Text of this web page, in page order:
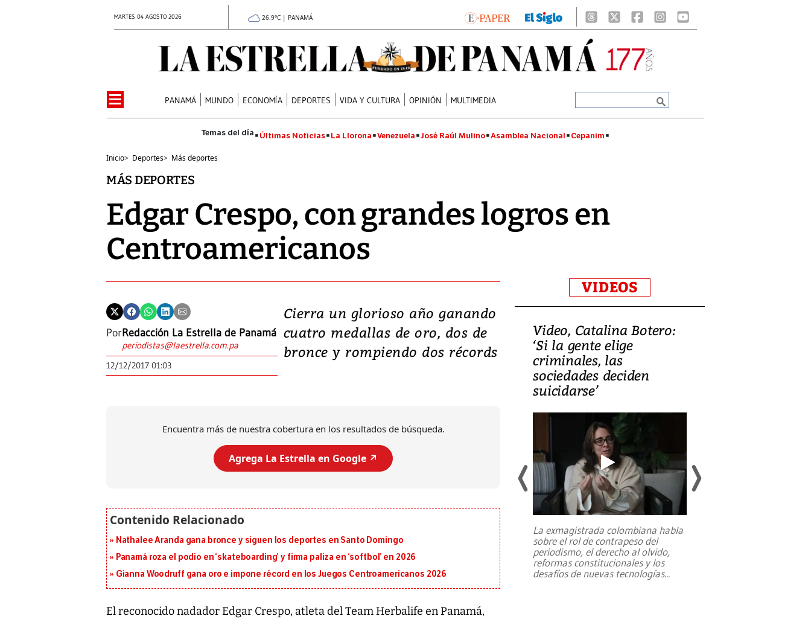
MARTES 04 AGOSTO 2026 26.9°C | PANAMÁ
PANAMÁ MUNDO ECONOMÍA DEPORTES VIDA Y CULTURA OPINIÓN MULTIMEDIA
Últimas Noticias La Llorona Venezuela José Raúl Mulino Asamblea Nacional Cepanim
Inicio> Deportes> Más deportes
MÁS DEPORTES
Edgar Crespo, con grandes logros en
Centroamericanos
PorRedacción La Estrella de Panamá
periodistas@laestrella.com.pa
12/12/2017 01:03
Cierra un glorioso año ganando
cuatro medallas de oro, dos de
bronce y rompiendo dos récords
Encuentra más de nuestra cobertura en los resultados de búsqueda.
Agrega La Estrella en Google ↗️
Nathalee Aranda gana bronce y siguen los deportes en Santo Domingo
Panamá roza el podio en ‘skateboarding’ y firma paliza en ‘softbol’ en 2026
Gianna Woodruff gana oro e impone récord en los Juegos Centroamericanos 2026
El reconocido nadador Edgar Crespo, atleta del Team Herbalife en Panamá,
VIDEOS
Video, Japón: Terremoto
deja heridos y graves
daños en Kumamoto
7,1 se registró este martes 28 de
emergencia de gran
Video, Catalina Botero:
‘Si la gente elige
criminales, las
sociedades deciden
suicidarse’
La exmagistrada colombiana habla
sobre el rol de contrapeso del
periodismo, el derecho al olvido,
reformas constitucionales y los
desafíos de nuevas tecnologías...